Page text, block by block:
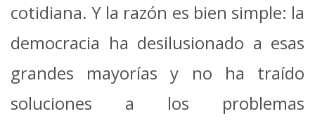
cotidiana. Y la razón es bien simple: la
democracia ha desilusionado a esas
grandes mayorías y no ha traído
soluciones a los problemas